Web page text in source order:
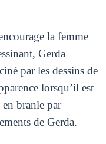
la femme
Gerda
par les dessins de
lorsqu’il est
branle par
de Gerda.